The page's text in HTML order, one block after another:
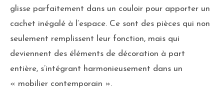
glisse parfaitement dans un couloir pour apporter un
cachet inégalé à l’espace. Ce sont des pièces qui non
seulement remplissent leur fonction, mais qui
deviennent des éléments de décoration à part
entière, s’intégrant harmonieusement dans un
« mobilier contemporain ».